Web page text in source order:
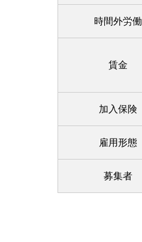
時間外労働
賃金
加入保険
雇用形態
募集者